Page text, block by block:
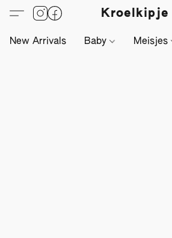
Kroelkipje
New Arrivals Baby Meisjes